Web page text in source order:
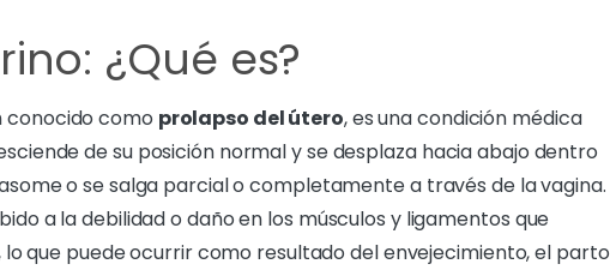
¿Qué es?
conocido como prolapso del útero, es una condición médica
de su posición normal y se desplaza hacia abajo dentro
o se salga parcial o completamente a través de la vagina.
a la debilidad o daño en los músculos y ligamentos que
lo que puede ocurrir como resultado del envejecimiento, el parto